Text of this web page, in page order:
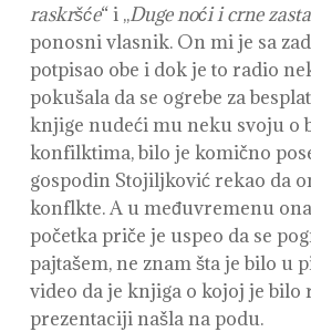
raskršće“ i ,,Duge noći i crne
ponosni vlasnik. On mi je sa
potpisao obe i dok je to radio
pokušala da se ogrebe za
knjige nudeći mu neku svoju o
konfilktima, bilo je komično
gospodin Stojiljković rekao da
konflkte. A u međuvremenu
početka priče je uspeo da se
pajtašem, ne znam šta je bilo u
video da je knjiga o kojoj je bilo
prezentaciji našla na podu.